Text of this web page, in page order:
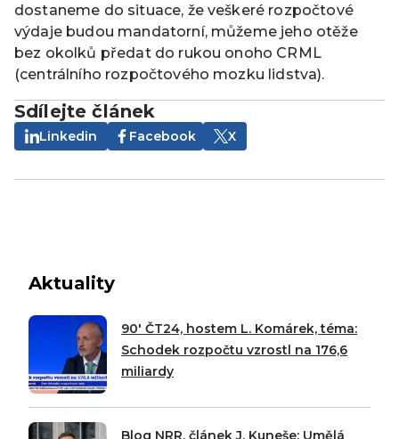
dostaneme do situace, že veškeré rozpočtové
výdaje budou mandatorní, můžeme jeho otěže
bez okolků předat do rukou onoho CRML
(centrálního rozpočtového mozku lidstva).
Sdílejte článek
Linkedin Facebook X
Aktuality
90′ ČT24, hostem L. Komárek, téma:
Schodek rozpočtu vzrostl na 176,6
miliardy
Blog NRR, článek J. Kuneše: Umělá